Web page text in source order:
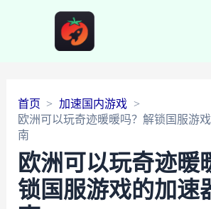
首页
加速国内游戏
欧洲可以玩奇迹暖暖吗？解锁国服游
南
欧洲可以玩奇迹暖
锁国服游戏的加速